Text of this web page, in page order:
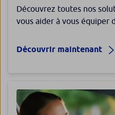
Découvrez toutes nos
vous aider à vous équiper
Découvrir maintenant